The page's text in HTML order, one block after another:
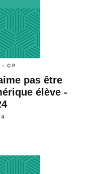
- CP
pas être
élève -